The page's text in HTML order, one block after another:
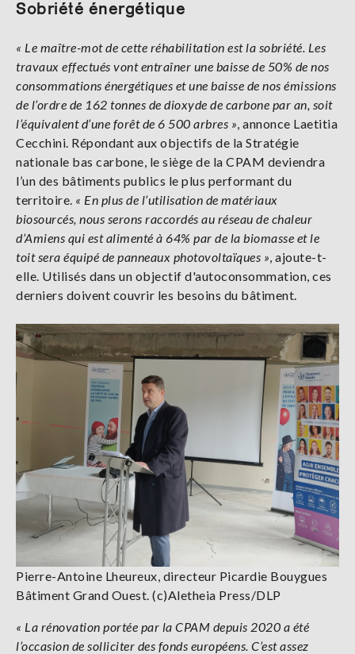
Sobriété énergétique
« Le maître-mot de cette réhabilitation est la sobriété. Les
travaux effectués vont entraîner une baisse de 50% de nos
consommations énergétiques et une baisse de nos émissions
de l’ordre de 162 tonnes de dioxyde de carbone par an, soit
l’équivalent d’une forêt de 6 500 arbres », annonce Laetitia
Cecchini. Répondant aux objectifs de la Stratégie
nationale bas carbone, le siège de la CPAM deviendra
l’un des bâtiments publics le plus performant du
territoire. « En plus de l’utilisation de matériaux
biosourcés, nous serons raccordés au réseau de chaleur
d’Amiens qui est alimenté à 64% par de la biomasse et le
toit sera équipé de panneaux photovoltaïques », ajoute-t-
elle. Utilisés dans un objectif d'autoconsommation, ces
derniers doivent couvrir les besoins du bâtiment.
Pierre-Antoine Lheureux, directeur Picardie Bouygues
Bâtiment Grand Ouest. (c)Aletheia Press/DLP
« La rénovation portée par la CPAM depuis 2020 a été
l’occasion de solliciter des fonds européens. C’est assez